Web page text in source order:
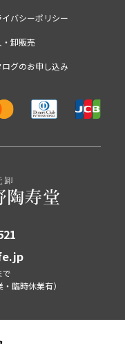
イバシーポリシー
卸販売
ログのお申し込み
で
臨時休業有）